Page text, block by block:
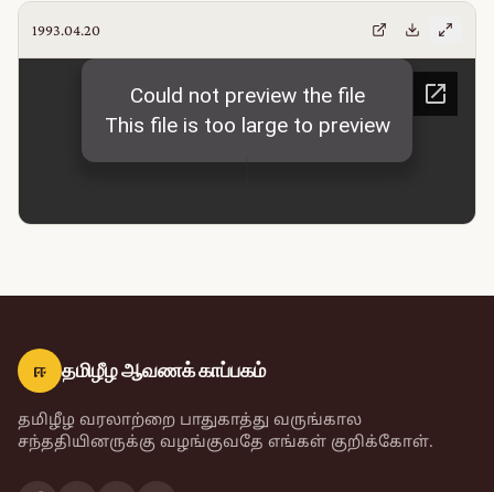
1993.04.20
ஈ தமிழீழ ஆவணக் காப்பகம்
தமிழீழ வரலாற்றை பாதுகாத்து வருங்கால
சந்ததியினருக்கு வழங்குவதே எங்கள் குறிக்கோள்.